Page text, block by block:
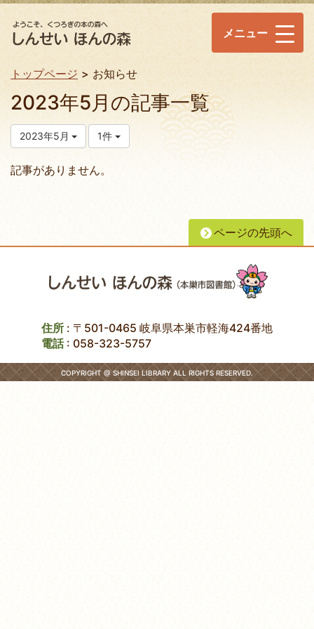
メニュー
トップページ お知らせ
2023年5月の記事一覧
2023年5月 1件
記事がありません。
ページの先頭へ
住所 : 〒501-0465 岐阜県本巣市軽海424番地
電話: 058-323-5757
COPYRIGHT @ SHINSEI LIBRARY ALL RIGHTS RESERVED.